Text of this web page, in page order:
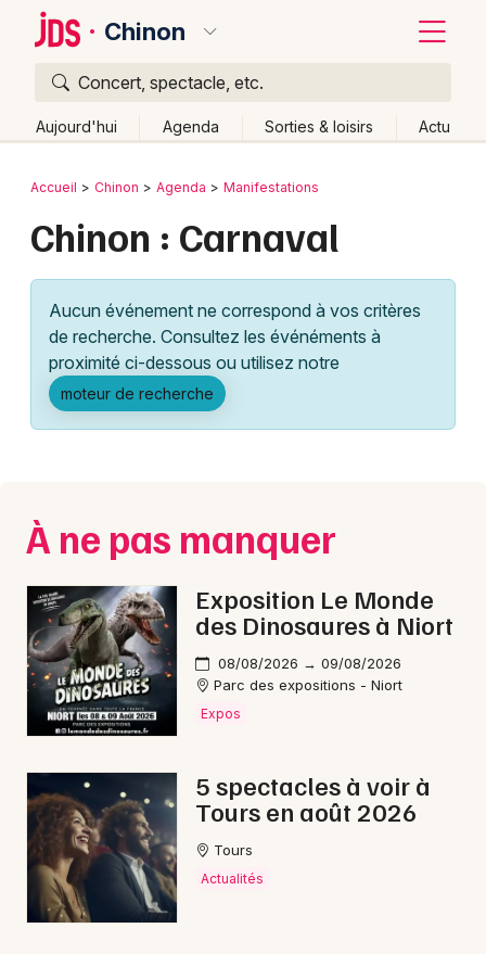
Chinon
Concert, spectacle, etc.
Aujourd'hui Agenda Sorties & loisirs Actu
Publier un événement
Grands événements
Activité & Expérience
Manifestations
Spectacles
Concerts
Sports
Soirées
Sorties famille
Expos
Sorties & loisirs
Carnaval en Indre-et-Loire
Bordeaux
Lille
Lyon
Marseille
Nantes
Nice
Paris
Strasbourg
Toulouse
Retour
Accueil Chinon Agenda Manifestations
Chinon : Carnaval
Aucun événement ne correspond à vos critères
de recherche. Consultez les événéments à
proximité ci-dessous ou utilisez notre
moteur de recherche
À ne pas manquer
Exposition Le Monde
des Dinosaures à Niort
08/08/2026 → 09/08/2026
Parc des expositions - Niort
Expos
5 spectacles à voir à
Tours en août 2026
Tours
Actualités
Quoi ?
Où ?
Partout
Près de moi Changer de lieu
Quand ?
Ce week-end